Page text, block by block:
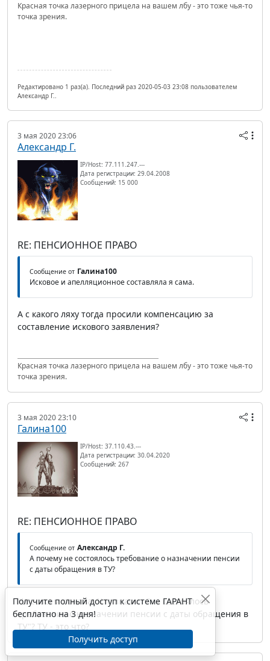
Красная точка лазерного прицела на вашем лбу - это тоже чья-то
точка зрения.
Редактировано 1 раз(а). Последний раз 2020-05-03 23:08 пользователем
Александр Г..
3 мая 2020 23:06
Александр Г.
IP/Host: 77.111.247.---
Дата регистрации: 29.04.2008
Сообщений: 15 000
RE: ПЕНСИОННОЕ ПРАВО
Сообщение от Галина100
Исковое и апелляционное составляла я сама.
А с какого ляху тогда просили компенсацию за
составление искового заявления?
Красная точка лазерного прицела на вашем лбу - это тоже чья-то
точка зрения.
3 мая 2020 23:10
Галина100
IP/Host: 37.110.43.---
Дата регистрации: 30.04.2020
Сообщений: 267
RE: ПЕНСИОННОЕ ПРАВО
Сообщение от Александр Г.
А почему не состоялось требование о назначении пенсии
с даты обращения в ТУ?
Не совсем поняла. Что значит "не состоялось
требование о назначении пенсии с даты обращения в
ТУ"? ТУ - это что?
Получите полный доступ к системе ГАРАНТ
бесплатно на 3 дня!
Получить доступ